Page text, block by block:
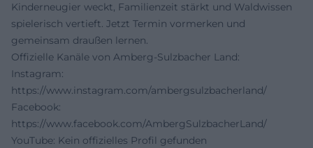
Kinderneugier weckt, Familienzeit stärkt und Waldwissen
spielerisch vertieft. Jetzt Termin vormerken und
gemeinsam draußen lernen.
Offizielle Kanäle von Amberg-Sulzbacher Land:
Instagram:
https://www.instagram.com/ambergsulzbacherland/
Facebook:
https://www.facebook.com/AmbergSulzbacherLand/
YouTube: Kein offizielles Profil gefunden